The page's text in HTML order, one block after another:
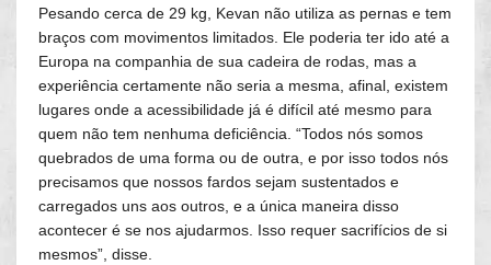
Pesando cerca de 29 kg, Kevan não utiliza as pernas e tem
braços com movimentos limitados. Ele poderia ter ido até a
Europa na companhia de sua cadeira de rodas, mas a
experiência certamente não seria a mesma, afinal, existem
lugares onde a acessibilidade já é difícil até mesmo para
quem não tem nenhuma deficiência. “Todos nós somos
quebrados de uma forma ou de outra, e por isso todos nós
precisamos que nossos fardos sejam sustentados e
carregados uns aos outros, e a única maneira disso
acontecer é se nos ajudarmos. Isso requer sacrifícios de si
mesmos”, disse.